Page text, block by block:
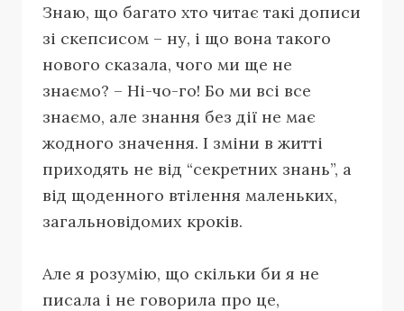
Знаю, що багато хто читає такі дописи
зі скепсисом – ну, і що вона такого
нового сказала, чого ми ще не
знаємо? – Ні-чо-го! Бо ми всі все
знаємо, але знання без дії не має
жодного значення. І зміни в житті
приходять не від “секретних знань”, а
від щоденного втілення маленьких,
загальновідомих кроків.
Але я розумію, що скільки би я не
писала і не говорила про це,